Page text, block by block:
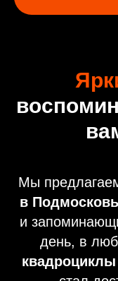
Мы
в
и
день, в